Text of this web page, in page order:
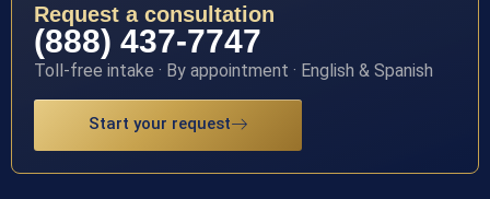
Request a consultation
(888) 437-7747
Toll-free intake · By appointment · English & Spanish
Start your request